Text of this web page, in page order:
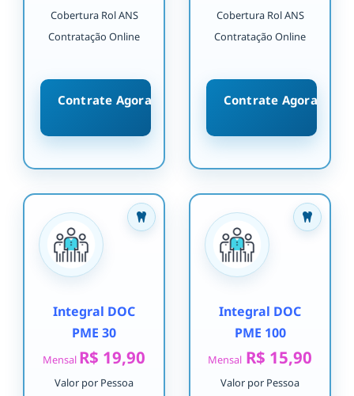
Cobertura Rol ANS
Contratação Online
Contrate Agora
Cobertura Rol ANS
Contratação Online
Contrate Agora
Integral DOC
PME 30
Mensal R$ 19,90
Valor por Pessoa
Integral DOC
PME 100
Mensal R$ 15,90
Valor por Pessoa